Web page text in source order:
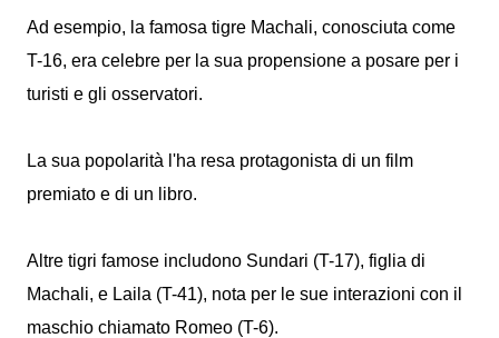
Ad esempio, la famosa tigre Machali, conosciuta come
T-16, era celebre per la sua propensione a posare per i
turisti e gli osservatori.
La sua popolarità l'ha resa protagonista di un film
premiato e di un libro.
Altre tigri famose includono Sundari (T-17), figlia di
Machali, e Laila (T-41), nota per le sue interazioni con il
maschio chiamato Romeo (T-6).